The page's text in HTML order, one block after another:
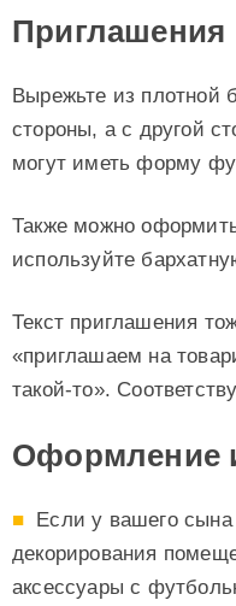
Приглашения
Вырежьте из плотной
стороны, а с другой
могут иметь форму
Также можно
используйте
Текст приглашения
«приглашаем на
такой-то».
Оформление
Если у вашего
декорирования
аксессуары с